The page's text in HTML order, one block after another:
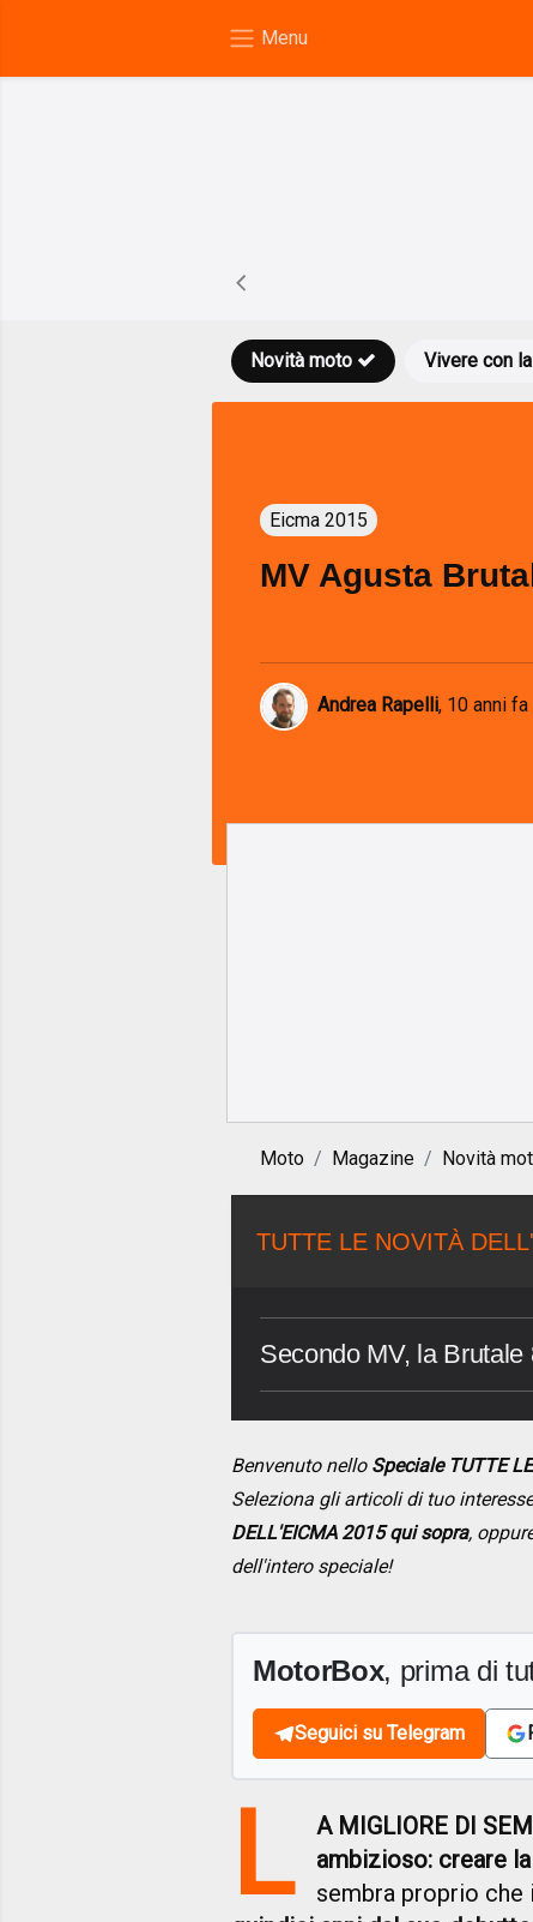
Novità moto Vivere con
Eicma 2015
MV Agusta
Andrea Rapelli, 10 anni fa
Moto Magazine Novità
TUTTE LE NOVITÀ
Secondo MV, la
Benvenuto nello Speciale TUTTE
Seleziona gli articoli di tuo
DELL'EICMA 2015 qui sopra,
dell'intero speciale!
MotorBox, prima di
Seguici su Telegram
L
A MIGLIORE DI
ambizioso: creare
sembra proprio